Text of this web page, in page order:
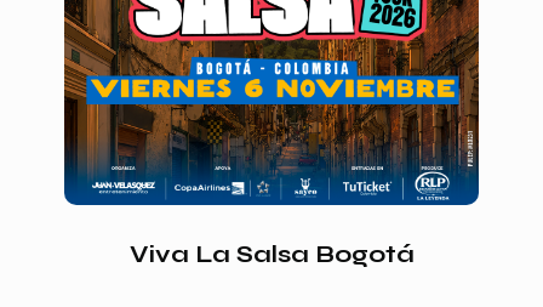
Viva La Salsa Bogotá